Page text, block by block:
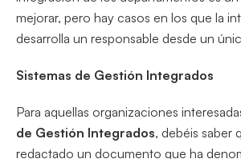
mejorar, pero hay casos en los que la
desarrolla un responsable desde un
Sistemas de Gestión Integrados
Para aquellas organizaciones
de Gestión Integrados, debéis saber
redactado un documento que ha